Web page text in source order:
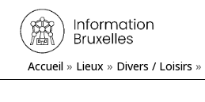
Accueil » Lieux » Divers / Loisirs »